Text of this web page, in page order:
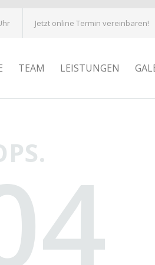
Jetzt online Termin vereinbaren!
TEAM LEISTUNGEN